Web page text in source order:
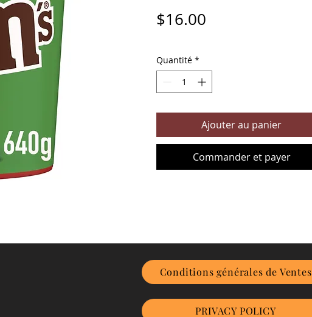
$16.00
Quantité *
Ajouter au panier
Commander et payer
Conditions générales de Ventes
PRIVACY POLICY